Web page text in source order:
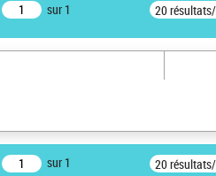
sur 1 20
sur 1 20